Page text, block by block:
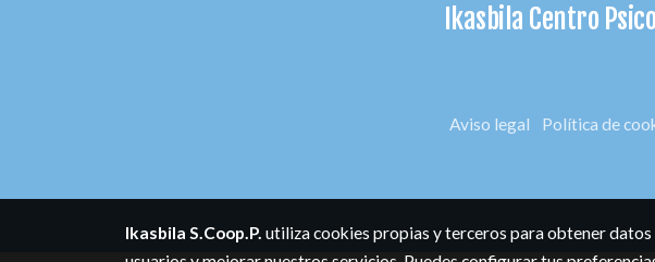
Ikasbila Centro
Aviso legal Política de
Ikasbila S.Coop.P. utiliza cookies propias y terceros para obtener